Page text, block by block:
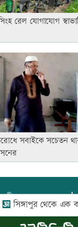
রেল যোগাযোগ
সবাইকে সচেতন
প্রকাশিত
১৬৬-১৬৭
সিঙ্গাপুর থেকে এক